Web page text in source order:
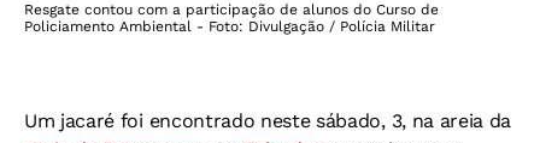
Resgate contou com a participação de alunos do Curso de
Policiamento Ambiental - Foto: Divulgação / Polícia Militar
Um jacaré foi encontrado neste sábado, 3, na areia da